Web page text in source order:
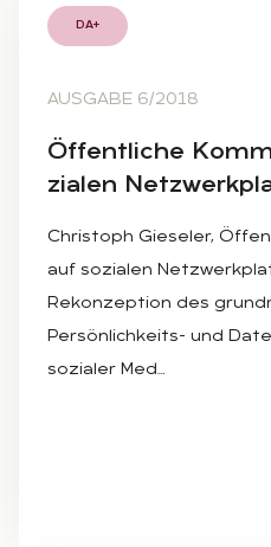
DA+
AUSGABE 6/2018
Öf­fent­li­che
zia­len
Christoph Gieseler,
auf sozialen
Rekonzeption des
Persönlichkeits- und
sozialer Med…